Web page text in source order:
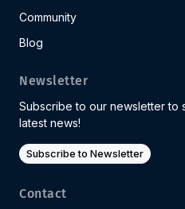
Community
Blog
Newsletter
Subscribe to our newsletter to
latest news!
Subscribe to Newsletter
Contact